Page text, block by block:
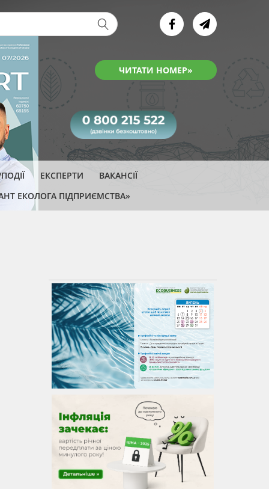
ЧИТАТИ НОМЕР»
форма
ЕКСПЕРТИ
ВАКАНСІЇ
ЕКОЛОГА ПІДПРИЄМСТВА»